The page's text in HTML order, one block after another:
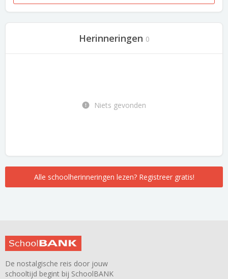
Herinneringen 0
Niets gevonden
Alle schoolherinneringen lezen? Registreer gratis!
De nostalgische reis door jouw
schooltijd begint bij SchoolBANK